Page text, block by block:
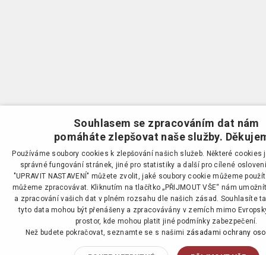
Souhlasem se zpracováním dat nám
pomáháte zlepšovat naše služby.
Používáme soubory cookies k zlepšování našich služeb. Některé cookies
správné fungování stránek, jiné pro statistiky a další pro cílené
"UPRAVIT NASTAVENÍ" můžete zvolit, jaké soubory cookie můžeme
můžeme zpracovávat. Kliknutím na tlačítko „PŘIJMOUT VŠE“ nám
a zpracování vašich dat v plném rozsahu dle našich zásad. Souhlasíte
tyto data mohou být přenášeny a zpracovávány v zemích mimo
prostor, kde mohou platit jiné podmínky zabezpečení.
Než budete pokračovat, seznamte se s našimi zásadami ochrany